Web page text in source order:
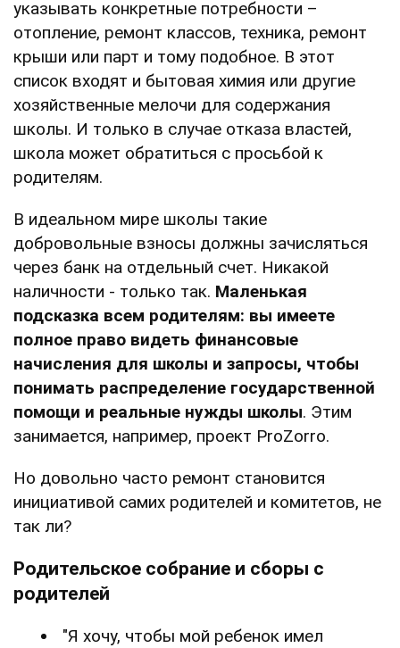
указывать конкретные потребности –
отопление, ремонт классов, техника, ремонт
крыши или парт и тому подобное. В этот
список входят и бытовая химия или другие
хозяйственные мелочи для содержания
школы. И только в случае отказа властей,
школа может обратиться с просьбой к
родителям.
В идеальном мире школы такие
добровольные взносы должны зачисляться
через банк на отдельный счет. Никакой
наличности - только так. Маленькая
подсказка всем родителям: вы имеете
полное право видеть финансовые
начисления для школы и запросы, чтобы
понимать распределение государственной
помощи и реальные нужды школы. Этим
занимается, например, проект ProZorro.
Но довольно часто ремонт становится
инициативой самих родителей и комитетов, не
так ли?
Родительское собрание и сборы с
родителей
"Я хочу, чтобы мой ребенок имел